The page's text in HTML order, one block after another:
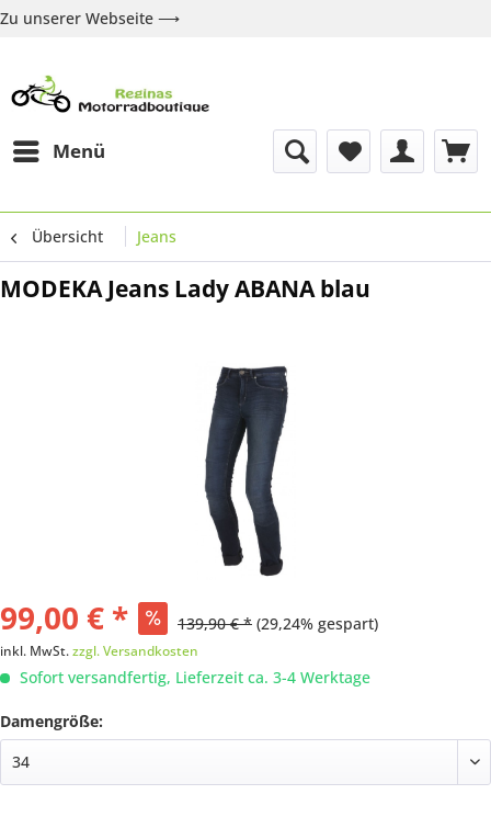
Zu unserer Webseite ⟶
Menü
Übersicht Jeans
MODEKA Jeans Lady ABANA blau
99,00 € * 139,90 € * (29,24% gespart)
inkl. MwSt.zzgl. Versandkosten
Sofort versandfertig, Lieferzeit ca. 3-4 Werktage
Damengröße: